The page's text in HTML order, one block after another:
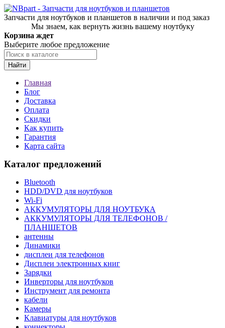
Запчасти для ноутбуков и планшетов в наличии и под заказ
Мы знаем, как вернуть жизнь вашему ноутбуку
Корзина ждет
Выберите любое предложение
Найти
Главная
Блог
Доставка
Оплата
Скидки
Как купить
Гарантия
Карта сайта
Каталог предложений
Bluetooth
HDD/DVD для ноутбуков
Wi-Fi
АККУМУЛЯТОРЫ ДЛЯ НОУТБУКА
АККУМУЛЯТОРЫ ДЛЯ ТЕЛЕФОНОВ /
ПЛАНШЕТОВ
антенны
Динамики
дисплеи для телефонов
Дисплеи электронных книг
Зарядки
Инверторы для ноутбуков
Инструмент для ремонта
кабели
Камеры
Клавиатуры для ноутбуков